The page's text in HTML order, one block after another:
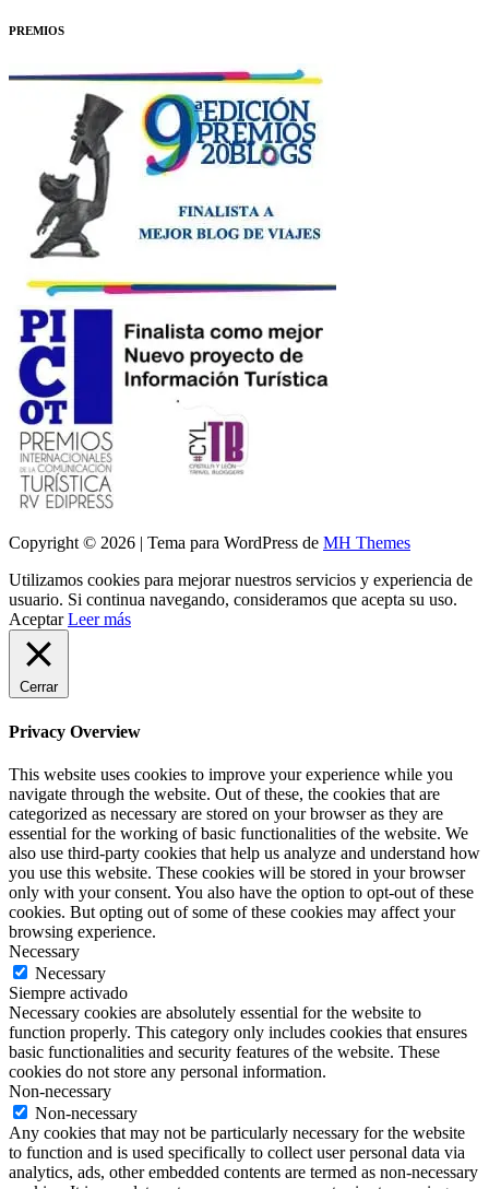
PREMIOS
Copyright © 2026 | Tema para WordPress de MH Themes
Utilizamos cookies para mejorar nuestros servicios y experiencia de
usuario. Si continua navegando, consideramos que acepta su uso.
Aceptar Leer más
Cerrar
Privacy Overview
This website uses cookies to improve your experience while you
navigate through the website. Out of these, the cookies that are
categorized as necessary are stored on your browser as they are
essential for the working of basic functionalities of the website. We
also use third-party cookies that help us analyze and understand how
you use this website. These cookies will be stored in your browser
only with your consent. You also have the option to opt-out of these
cookies. But opting out of some of these cookies may affect your
browsing experience.
Necessary
Necessary
Siempre activado
Necessary cookies are absolutely essential for the website to
function properly. This category only includes cookies that ensures
basic functionalities and security features of the website. These
cookies do not store any personal information.
Non-necessary
Non-necessary
Any cookies that may not be particularly necessary for the website
to function and is used specifically to collect user personal data via
analytics, ads, other embedded contents are termed as non-necessary